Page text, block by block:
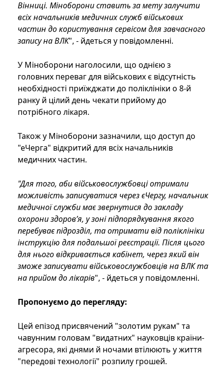
Вінниці. Міноборони ставить за мету залучити
всіх начальників медичних служб військових
частин до користування сервісом для завчасного
запису на ВЛК", - йдеться у повідомленні.
У Міноборони наголосили, що однією з
головних переваг для військових є відсутність
необхідності приїжджати до поліклініки о 8-й
ранку й цілий день чекати прийому до
потрібного лікаря.
Також у Міноборони зазначили, що доступ до
"еЧерга" відкритий для всіх начальників
медичних частин.
"Для того, аби військовослужбовці отримали
можливість записуватися через єЧергу, начальник
медичної служби має звернутися до закладу
охорони здоровʼя, у зоні підпорядкування якого
перебуває підрозділ, та отримати від поліклініки
інструкцію для подальшої реєстрації. Після цього
для нього відкривається кабінет, через який він
зможе записувати військовослужбовців на ВЛК та
на прийом до лікарів", - йдеться у повідомленні.
Пропонуємо до перегляду:
Цей епізод присвячений "золотим рукам" та
чавунним головам "видатних" науковців країни-
агресора, які днями й ночами втілюють у життя
"передові технології" розпилу грошей.